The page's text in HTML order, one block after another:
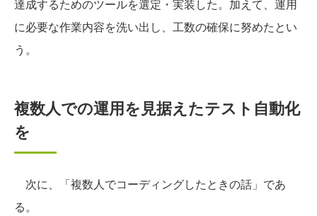
達成するためのツールを選定・実装した。加えて、運用
に必要な作業内容を洗い出し、工数の確保に努めたとい
う。
複数人での運用を見据えたテスト自動化
を
次に、「複数人でコーディングしたときの話」であ
る。